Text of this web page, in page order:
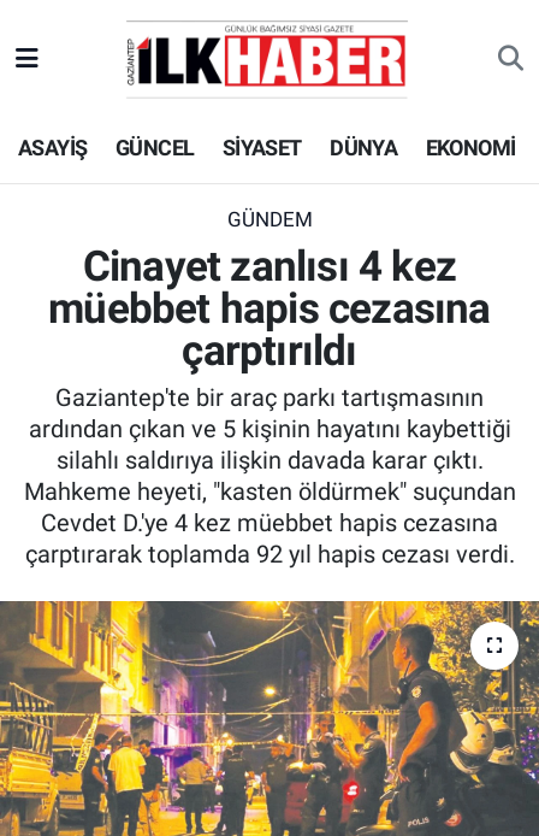
ASAYİŞ GÜNCEL SİYASET DÜNYA EKONOMİ
GÜNDEM
Cinayet zanlısı 4 kez
müebbet hapis cezasına
çarptırıldı
Gaziantep'te bir araç parkı tartışmasının
ardından çıkan ve 5 kişinin hayatını kaybettiği
silahlı saldırıya ilişkin davada karar çıktı.
Mahkeme heyeti, "kasten öldürmek" suçundan
Cevdet D.'ye 4 kez müebbet hapis cezasına
çarptırarak toplamda 92 yıl hapis cezası verdi.
EKONOMİ
SİYASET
SPOR
ASAYİŞ
EĞİTİM
KÜLTÜR - SANAT
Beyoğlu Hava Durumu
Beyoğlu Trafik Yoğunluk Haritası
Süper Lig Puan Durumu ve Fikstür
Tüm Manşetler
Son Dakika Haberleri
Haber Arşivi